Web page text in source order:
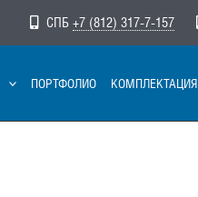
СПБ +7 (812) 317-7-157
ПОРТФОЛИО КОМПЛЕКТАЦИЯ